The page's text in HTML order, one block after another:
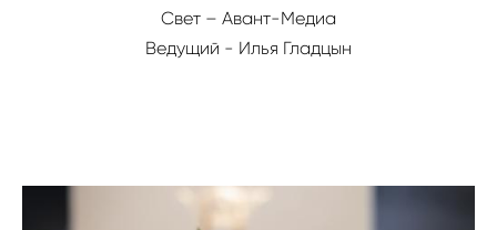
Свет – Авант-Медиа
Ведущий - Илья Гладцын